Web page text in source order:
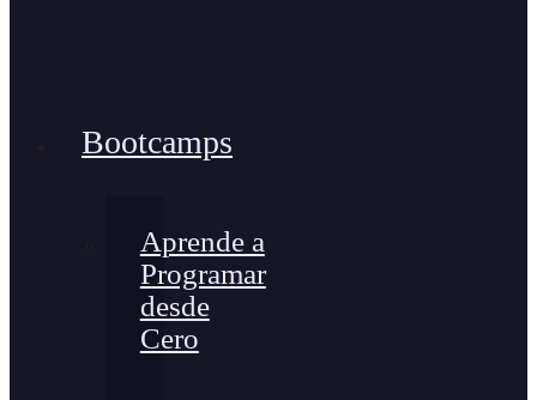
Bootcamps
Aprende a
Programar
desde
Cero